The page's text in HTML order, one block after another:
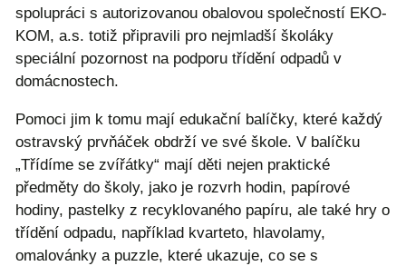
spolupráci s autorizovanou obalovou společností EKO-
KOM, a.s. totiž připravili pro nejmladší školáky
speciální pozornost na podporu třídění odpadů v
domácnostech.
Pomoci jim k tomu mají edukační balíčky, které každý
ostravský prvňáček obdrží ve své škole. V balíčku
„Třídíme se zvířátky“ mají děti nejen praktické
předměty do školy, jako je rozvrh hodin, papírové
hodiny, pastelky z recyklovaného papíru, ale také hry o
třídění odpadu, například kvarteto, hlavolamy,
omalovánky a puzzle, které ukazuje, co se s